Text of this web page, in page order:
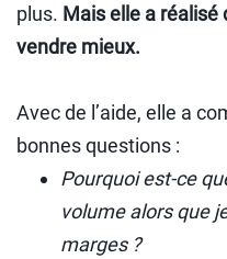
plus. Mais elle a réalisé
vendre mieux.
Avec de l’aide, elle a
bonnes questions :
Pourquoi est-ce
volume alors que
marges ?